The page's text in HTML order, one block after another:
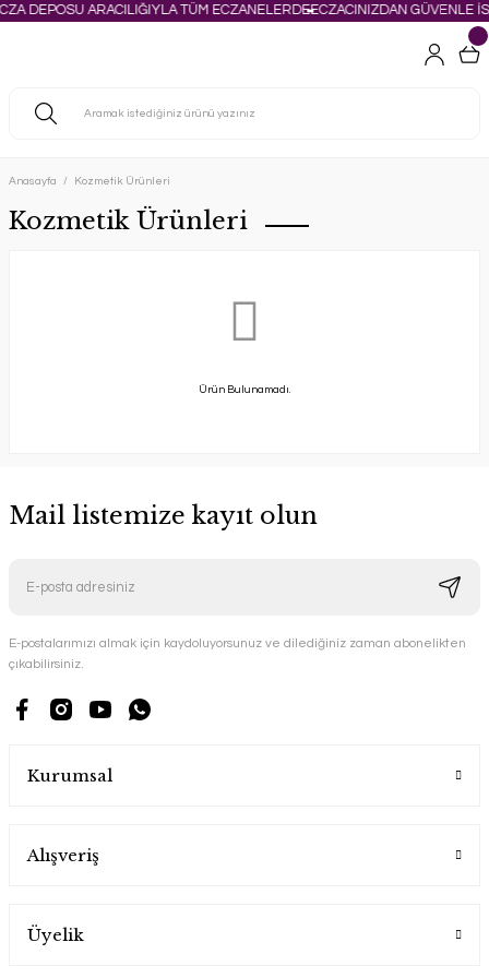
DEPOSU ARACILIĞIYLA TÜM ECZANELERDEECZACINIZDAN GÜVENLE
Anasayfa Kozmetik Ürünleri
Kozmetik Ürünleri
Ürün Bulunamadı.
Mail listemize kayıt olun
E-postalarımızı almak için kaydoluyorsunuz ve dilediğiniz zaman abonelikten
çıkabilirsiniz.
Kurumsal
Alışveriş
Üyelik